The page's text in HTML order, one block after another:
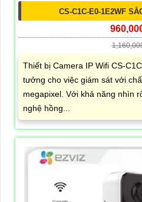
CS-C1C-E0-1E2WF
Thiết bị Camera IP Wifi CS-
tưởng cho việc giám sát với
megapixel. Với khả năng nhìn
nghệ hồng...